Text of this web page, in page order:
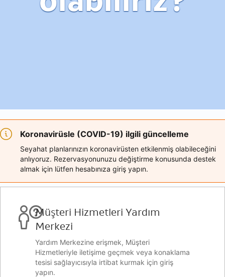
Koronavirüsle (COVID-19) ilgili güncelleme
Seyahat planlarınızın koronavirüsten etkilenmiş olabileceğini
anlıyoruz. Rezervasyonunuzu değiştirme konusunda destek
almak için lütfen hesabınıza giriş yapın.
Müşteri Hizmetleri Yardım
Merkezi
Yardım Merkezine erişmek, Müşteri
Hizmetleriyle iletişime geçmek veya konaklama
tesisi sağlayıcısıyla irtibat kurmak için giriş
yapın.